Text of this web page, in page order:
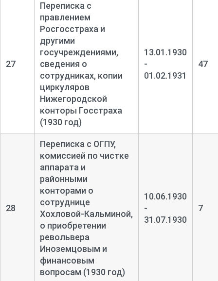
27
Переписка с
правлением
Росгосстраха и
другими
госучреждениями,
сведения о
сотрудниках, копии
циркуляров
Нижегородской
конторы Госстраха
(1930 год)
13.01.1930
-
01.02.1931
47
28
Переписка с ОГПУ,
комиссией по чистке
аппарата и
районными
конторами о
сотруднице
Хохловой-Кальминой,
о приобретении
револьвера
Иноземцовым и
финансовым
вопросам (1930 год)
10.06.1930
-
31.07.1930
7